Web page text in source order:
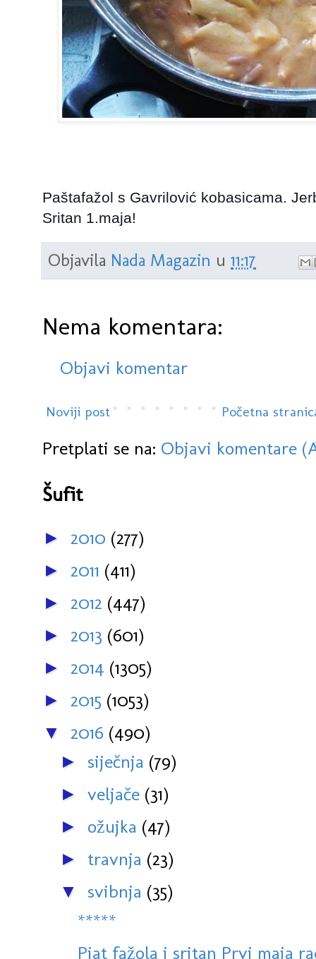
Paštafažol s Gavrilović kobasicama.
Sritan 1.maja!
Objavila Nada Magazin u 11:17
Nema komentara:
Objavi komentar
Noviji post Početna
Pretplati se na: Objavi komentare
Šufit
► 2010 (277)
► 2011 (411)
► 2012 (447)
► 2013 (601)
► 2014 (1305)
► 2015 (1053)
▼ 2016 (490)
► siječnja (79)
► veljače (31)
► ožujka (47)
► travnja (23)
▼ svibnja (35)
*****
Pjat fažola i sritan Prvi maja